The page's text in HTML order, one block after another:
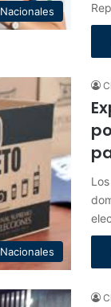
Nacionales
Nacionales